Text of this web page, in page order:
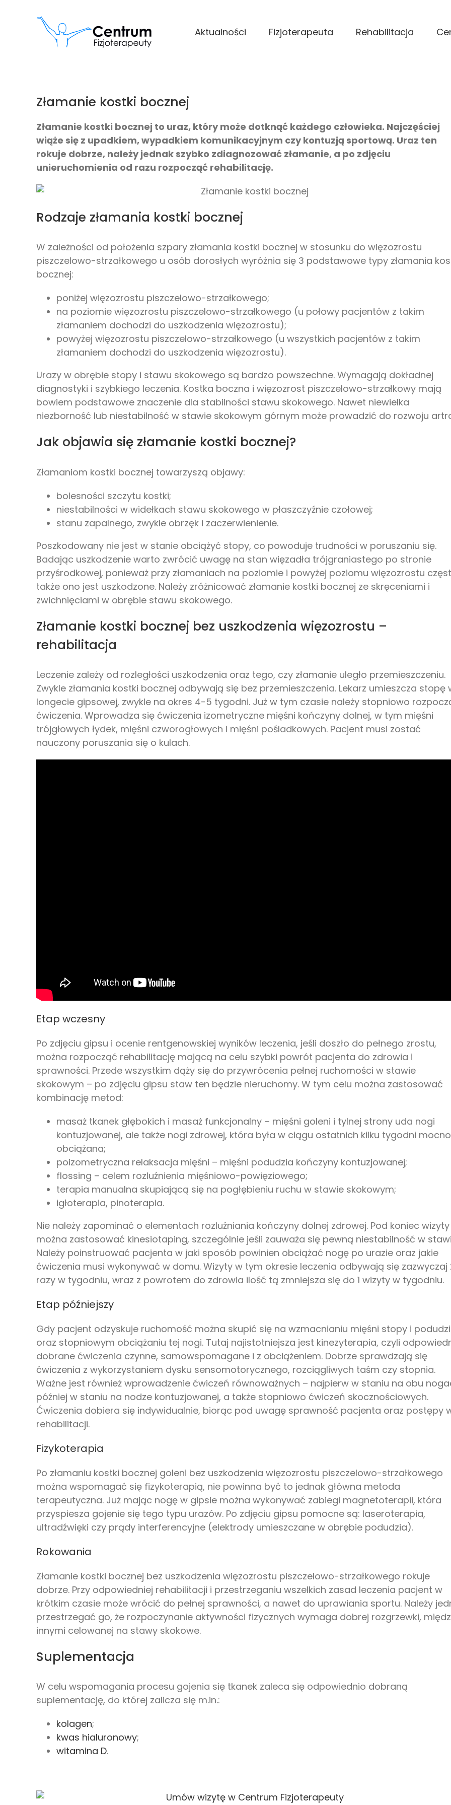
zawartości
Aktualności Fizjoterapeuta Rehabilitacja
Złamanie kostki bocznej
Złamanie kostki bocznej to uraz, który może dotknąć każdego człowieka. Najczęściej
wiąże się z upadkiem, wypadkiem komunikacyjnym czy kontuzją sportową. Uraz ten
rokuje dobrze, należy jednak szybko zdiagnozować złamanie, a po zdjęciu
unieruchomienia od razu rozpocząć rehabilitację.
Rodzaje złamania kostki bocznej
W zależności od położenia szpary złamania kostki bocznej w stosunku do więzozrostu
piszczelowo-strzałkowego u osób dorosłych wyróżnia się 3 podstawowe typy złamania
bocznej:
poniżej więzozrostu piszczelowo-strzałkowego;
na poziomie więzozrostu piszczelowo-strzałkowego (u połowy pacjentów z takim
złamaniem dochodzi do uszkodzenia więzozrostu);
powyżej więzozrostu piszczelowo-strzałkowego (u wszystkich pacjentów z takim
złamaniem dochodzi do uszkodzenia więzozrostu).
Urazy w obrębie stopy i stawu skokowego są bardzo powszechne. Wymagają dokładnej
diagnostyki i szybkiego leczenia. Kostka boczna i więzozrost piszczelowo-strzałkowy mają
bowiem podstawowe znaczenie dla stabilności stawu skokowego. Nawet niewielka
niezborność lub niestabilność w stawie skokowym górnym może prowadzić do rozwoju
Jak objawia się złamanie kostki bocznej?
Złamaniom kostki bocznej towarzyszą objawy:
bolesności szczytu kostki;
niestabilności w widełkach stawu skokowego w płaszczyźnie czołowej;
stanu zapalnego, zwykle obrzęk i zaczerwienienie.
Poszkodowany nie jest w stanie obciążyć stopy, co powoduje trudności w poruszaniu się.
Badając uszkodzenie warto zwrócić uwagę na stan więzadła trójgraniastego po stronie
przyśrodkowej, ponieważ przy złamaniach na poziomie i powyżej poziomu więzozrostu
także ono jest uszkodzone. Należy zróżnicować złamanie kostki bocznej ze skręceniami i
zwichnięciami w obrębie stawu skokowego.
Złamanie kostki bocznej bez uszkodzenia więzozrostu –
rehabilitacja
Leczenie zależy od rozległości uszkodzenia oraz tego, czy złamanie uległo przemieszczeniu.
Zwykle złamania kostki bocznej odbywają się bez przemieszczenia. Lekarz umieszcza stopę
longecie gipsowej, zwykle na okres 4-5 tygodni. Już w tym czasie należy stopniowo
ćwiczenia. Wprowadza się ćwiczenia izometryczne mięśni kończyny dolnej, w tym mięśni
trójgłowych łydek, mięśni czworogłowych i mięśni pośladkowych. Pacjent musi zostać
nauczony poruszania się o kulach.
Etap wczesny
Po zdjęciu gipsu i ocenie rentgenowskiej wyników leczenia, jeśli doszło do pełnego zrostu,
można rozpocząć rehabilitację mającą na celu szybki powrót pacjenta do zdrowia i
sprawności. Przede wszystkim dąży się do przywrócenia pełnej ruchomości w stawie
skokowym – po zdjęciu gipsu staw ten będzie nieruchomy. W tym celu można zastosować
kombinację metod:
masaż tkanek głębokich i masaż funkcjonalny – mięśni goleni i tylnej strony uda nogi
kontuzjowanej, ale także nogi zdrowej, która była w ciągu ostatnich kilku tygodni mocno
obciążana;
poizometryczna relaksacja mięśni – mięśni podudzia kończyny kontuzjowanej;
flossing – celem rozluźnienia mięśniowo-powięziowego;
terapia manualna skupiającą się na pogłębieniu ruchu w stawie skokowym;
igłoterapia, pinoterapia.
Nie należy zapominać o elementach rozluźniania kończyny dolnej zdrowej. Pod koniec wizyty
można zastosować kinesiotaping, szczególnie jeśli zauważa się pewną niestabilność w
Należy poinstruować pacjenta w jaki sposób powinien obciążać nogę po urazie oraz jakie
ćwiczenia musi wykonywać w domu. Wizyty w tym okresie leczenia odbywają się zazwyczaj
razy w tygodniu, wraz z powrotem do zdrowia ilość tą zmniejsza się do 1 wizyty w tygodniu.
Etap późniejszy
Gdy pacjent odzyskuje ruchomość można skupić się na wzmacnianiu mięśni stopy i
oraz stopniowym obciążaniu tej nogi. Tutaj najistotniejsza jest kinezyterapia, czyli
dobrane ćwiczenia czynne, samowspomagane i z obciążeniem. Dobrze sprawdzają się
ćwiczenia z wykorzystaniem dysku sensomotorycznego, rozciągliwych taśm czy stopnia.
Ważne jest również wprowadzenie ćwiczeń równoważnych – najpierw w staniu na obu
później w staniu na nodze kontuzjowanej, a także stopniowo ćwiczeń skocznościowych.
Ćwiczenia dobiera się indywidualnie, biorąc pod uwagę sprawność pacjenta oraz postępy
rehabilitacji.
Fizykoterapia
Po złamaniu kostki bocznej goleni bez uszkodzenia więzozrostu piszczelowo-strzałkowego
można wspomagać się fizykoterapią, nie powinna być to jednak główna metoda
terapeutyczna. Już mając nogę w gipsie można wykonywać zabiegi magnetoterapii, która
przyspiesza gojenie się tego typu urazów. Po zdjęciu gipsu pomocne są: laseroterapia,
ultradźwięki czy prądy interferencyjne (elektrody umieszczane w obrębie podudzia).
Rokowania
Złamanie kostki bocznej bez uszkodzenia więzozrostu piszczelowo-strzałkowego rokuje
dobrze. Przy odpowiedniej rehabilitacji i przestrzeganiu wszelkich zasad leczenia pacjent w
krótkim czasie może wrócić do pełnej sprawności, a nawet do uprawiania sportu. Należy
przestrzegać go, że rozpoczynanie aktywności fizycznych wymaga dobrej rozgrzewki,
innymi celowanej na stawy skokowe.
Suplementacja
W celu wspomagania procesu gojenia się tkanek zaleca się odpowiednio dobraną
suplementację, do której zalicza się m.in.:
kolagen;
kwas hialuronowy;
witamina D.